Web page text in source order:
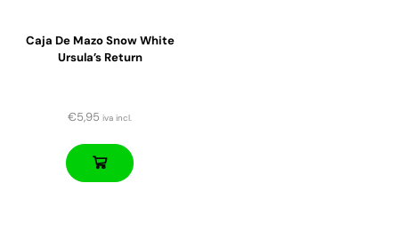
Caja De Mazo Snow White
Ursula’s Return
€5,95 iva incl.